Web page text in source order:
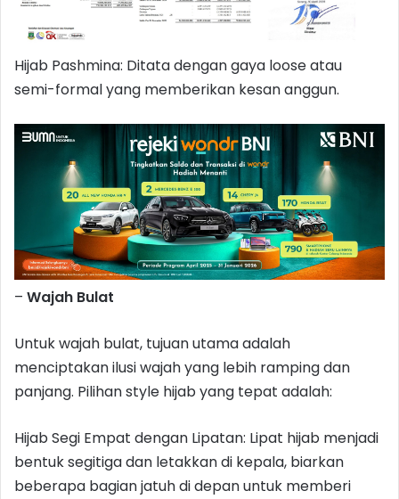
Hijab Pashmina: Ditata dengan gaya loose atau
semi-formal yang memberikan kesan anggun.
– Wajah Bulat
Untuk wajah bulat, tujuan utama adalah
menciptakan ilusi wajah yang lebih ramping dan
panjang. Pilihan style hijab yang tepat adalah:
Hijab Segi Empat dengan Lipatan: Lipat hijab menjadi
bentuk segitiga dan letakkan di kepala, biarkan
beberapa bagian jatuh di depan untuk memberi